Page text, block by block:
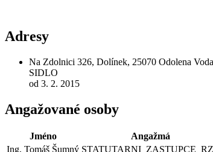
Adresy
Na Zdolnici 326, Dolínek, 25070 Odolena Voda
SIDLO
od 3. 2. 2015
Angažované osoby
Jméno Angažmá
Ing. Tomáš Šumný